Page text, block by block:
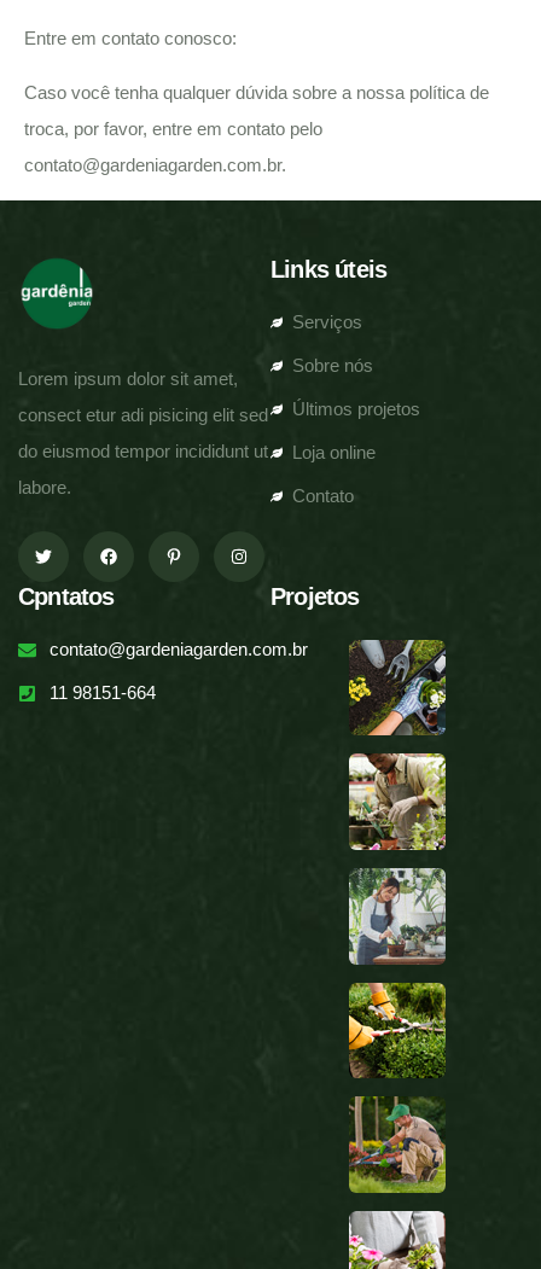
Entre em contato conosco:
Caso você tenha qualquer dúvida sobre a nossa política de
troca, por favor, entre em contato pelo
contato@gardeniagarden.com.br.
Lorem ipsum dolor sit amet,
consect etur adi pisicing elit sed
do eiusmod tempor incididunt ut
labore.
Links úteis
Serviços
Sobre nós
Últimos projetos
Loja online
Contato
Cpntatos
contato@gardeniagarden.com.br
11 98151-664
Projetos